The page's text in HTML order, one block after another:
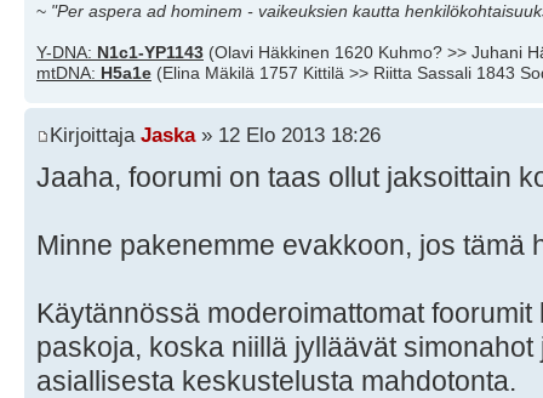
~ "Per aspera ad hominem - vaikeuksien kautta
Y-DNA: N1c1-YP1143 (Olavi Häkkinen 1620 Kuhmo? >> Juhani
mtDNA: H5a1e (Elina Mäkilä 1757 Kittilä >> Riitta Sassali 1843
Kirjoittaja Jaska» 12 Elo 2013 18:26
Jaaha, foorumi on taas ollut jaksoittain
Minne pakenemme evakkoon, jos tämä
Käytännössä moderoimattomat
paskoja, koska niillä jylläävät simonahot
asiallisesta keskustelusta mahdotonta.